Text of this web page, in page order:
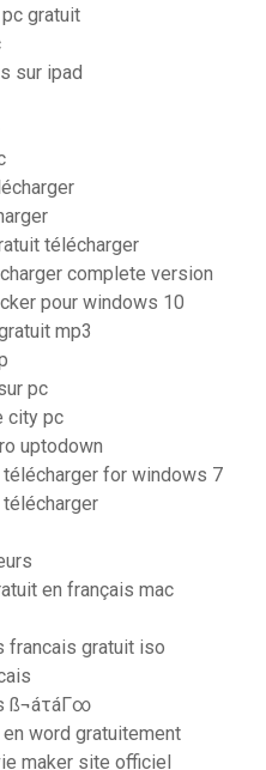
gratuit
sur ipad
télécharger
complete version
pour windows 10
mp3
pc
city pc
uptodown
for windows 7
en français mac
francais gratuit iso
ß¬áτáΓ∞
word gratuitement
maker site officiel